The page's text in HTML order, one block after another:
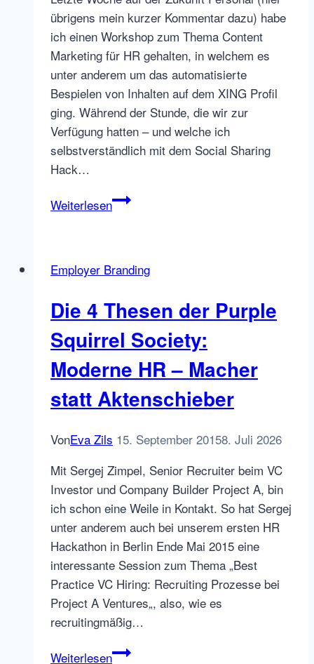
übrigens mein kurzer Kommentar dazu) habe
ich einen Workshop zum Thema Content
Marketing für HR gehalten, in welchem es
unter anderem um das automatisierte
Bespielen von Inhalten auf dem XING Profil
ging. Während der Stunde, die wir zur
Verfügung hatten – und welche ich
selbstverständlich mit dem Social Sharing
Hack…
WeiterlesenSocial
5:
Feeds
im
XING
Profil
teilen
Employer Branding
Die 4 Thesen der Purple
Squirrel Society:
Moderne HR – Macher
statt Aktenschieber
VonEva Zils 15. September 20158. Juli 2026
Mit Sergej Zimpel, Senior Recruiter beim VC
Investor und Company Builder Project A, bin
ich schon eine Weile in Kontakt. So hat Sergej
unter anderem auch bei unserem ersten HR
Hackathon in Berlin Ende Mai 2015 eine
interessante Session zum Thema „Best
Practice VC Hiring: Recruiting Prozesse bei
Project A Ventures„, also, wie es
recruitingmäßig…
WeiterlesenDie